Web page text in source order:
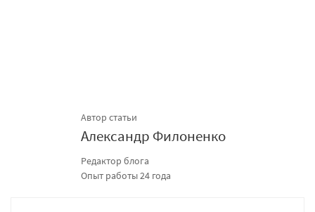
Автор статьи
Александр Филоненко
Редактор блога
Опыт работы 24 года